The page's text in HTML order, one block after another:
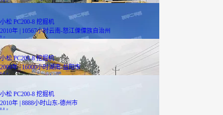
7.9 万
小松 PC200-8 挖掘机
2010年 | 10567小时云南-怒江傈僳族自治州
9 万
小松 PC200-8 挖掘机
2009年 | 16000小时湖南-益阳市
8.8
小松 PC200-8 挖掘机
2010年 | 8888小时山东-德州市
8.8 万